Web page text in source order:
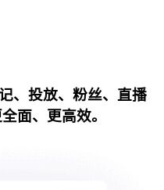
、投放、粉丝、直播
面、更高效。